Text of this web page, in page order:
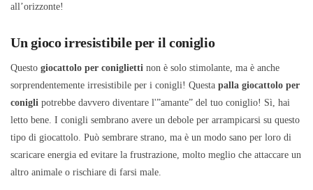
all’orizzonte!
Un gioco irresistibile per il coniglio
Questo giocattolo per coniglietti non è solo stimolante, ma è anche
sorprendentemente irresistibile per i conigli! Questa palla giocattolo per
conigli potrebbe davvero diventare l'”amante” del tuo coniglio! Sì, hai
letto bene. I conigli sembrano avere un debole per arrampicarsi su questo
tipo di giocattolo. Può sembrare strano, ma è un modo sano per loro di
scaricare energia ed evitare la frustrazione, molto meglio che attaccare un
altro animale o rischiare di farsi male.